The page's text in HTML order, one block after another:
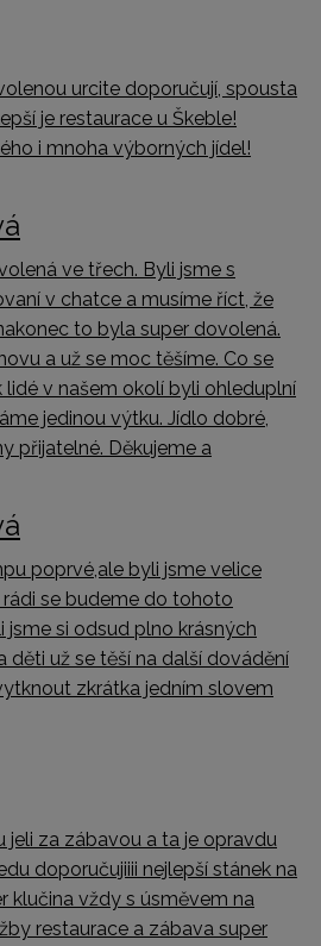
urcite doporučují, spousta
je restaurace u Škeble!
i mnoha výborných jídel!
ve třech. Byli jsme s
v chatce a musíme říct, že
to byla super dovolená.
a už se moc těšíme. Co se
v našem okolí byli ohleduplní
jedinou výtku. Jídlo dobré,
přijatelné. Děkujeme a
poprvé,ale byli jsme velice
rádi se budeme do tohoto
jsme si odsud plno krásných
děti už se těší na další dovádění
zkrátka jedním slovem
jeli za zábavou a ta je opravdu
doporučujiiii nejlepší stánek na
klučina vždy s úsměvem na
restaurace a zábava super